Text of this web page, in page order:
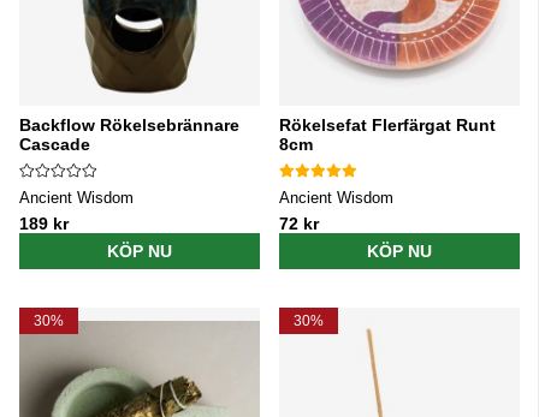
Backflow Rökelsebrännare
Cascade
Ancient Wisdom
189 kr
KÖP NU
Rökelsefat Flerfärgat Runt
8cm
Ancient Wisdom
72 kr
KÖP NU
30% 30%